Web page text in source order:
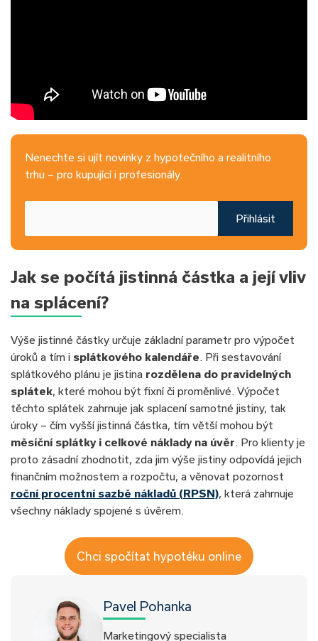
Nenechte si ujít novinky z hypotečního a realitního
trhu – pro kupující i profesionály.
Přihlásit
Jak se počítá jistinná částka a její vliv
na splácení?
Výše jistinné částky určuje základní parametr pro výpočet
úroků a tím i splátkového kalendáře. Při sestavování
splátkového plánu je jistina rozdělena do pravidelných
splátek, které mohou být fixní či proměnlivé. Výpočet
těchto splátek zahrnuje jak splacení samotné jistiny, tak
úroky – čím vyšší jistinná částka, tím větší mohou být
měsíční splátky i celkové náklady na úvěr. Pro klienty je
proto zásadní zhodnotit, zda jim výše jistiny odpovídá jejich
finančním možnostem a rozpočtu, a věnovat pozornost
roční procentní sazbě nákladů (RPSN), která zahrnuje
všechny náklady spojené s úvěrem.
Chci spočítat hypotéku online
Pavel Pohanka
Marketingový specialista